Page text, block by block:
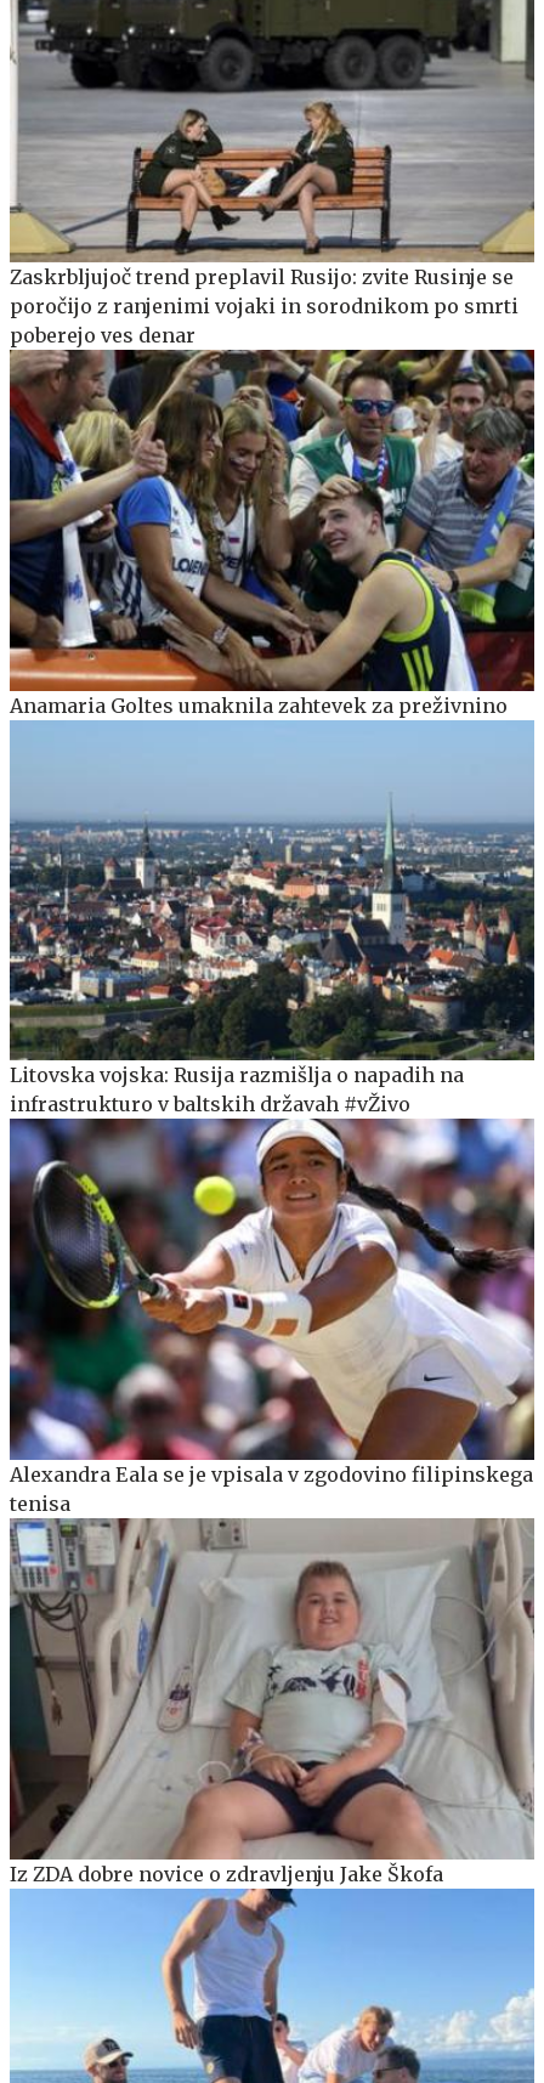
Zaskrbljujoč trend preplavil Rusijo: zvite Rusinje se
poročijo z ranjenimi vojaki in sorodnikom po smrti
poberejo ves denar
Anamaria Goltes umaknila zahtevek za preživnino
Litovska vojska: Rusija razmišlja o napadih na
infrastrukturo v baltskih državah #vŽivo
Alexandra Eala se je vpisala v zgodovino filipinskega
tenisa
Iz ZDA dobre novice o zdravljenju Jake Škofa